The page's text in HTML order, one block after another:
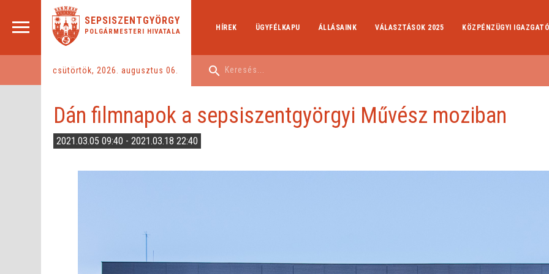
SEPSISZENTGYÖRGY
POLGÁRMESTERI HIVATALA
csütörtök, 2026. augusztus 06.
HÍREK ÜGYFÉLKAPU ÁLLÁSAINK VÁLASZTÁSOK 2025 KÖZPÉNZÜGYI
Dán filmnapok a sepsiszentgyörgyi Művész moziban
2021.03.05 09:40 - 2021.03.18 22:40